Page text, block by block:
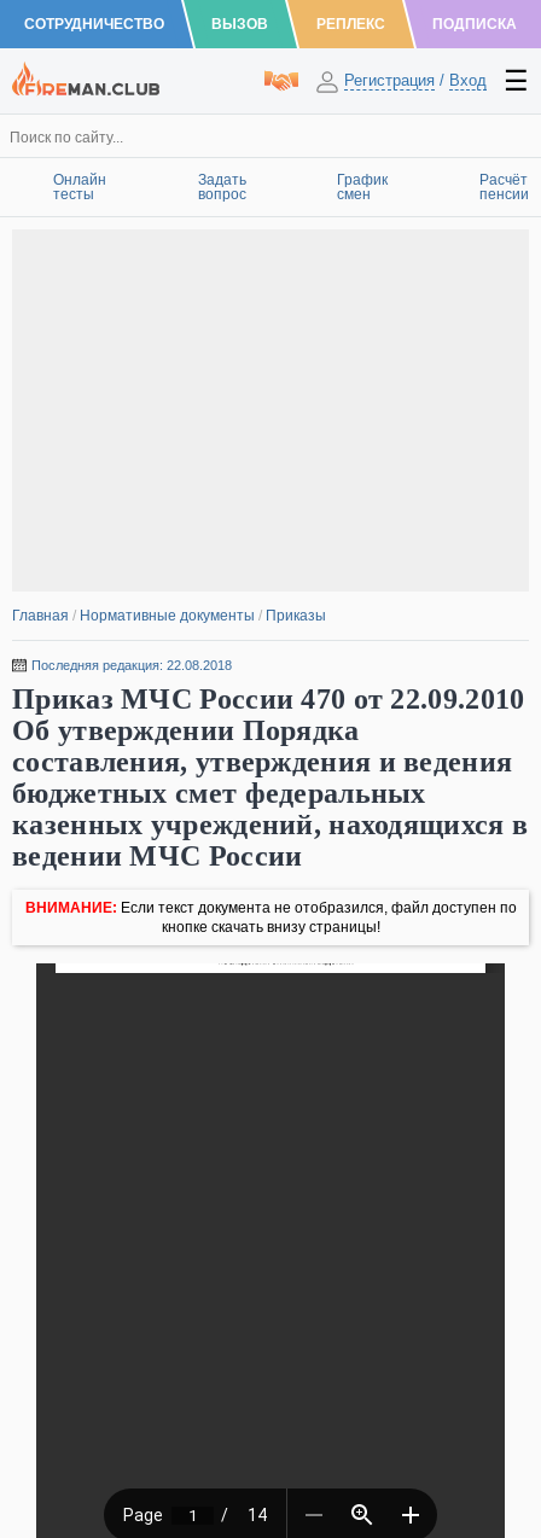
СОТРУДНИЧЕСТВО ВЫЗОВ РЕПЛЕКС ПОДПИСКА
Регистрация / Вход
Онлайн
тесты
Задать
вопрос
График
смен
Расчёт
пенсии
Главная / Нормативные документы / Приказы
Последняя редакция: 22.08.2018
Приказ МЧС России 470 от 22.09.2010
Об утверждении Порядка
составления, утверждения и ведения
бюджетных смет федеральных
казенных учреждений, находящихся в
ведении МЧС России
ВНИМАНИЕ: Если текст документа не отобразился, файл доступен по
кнопке скачать внизу страницы!